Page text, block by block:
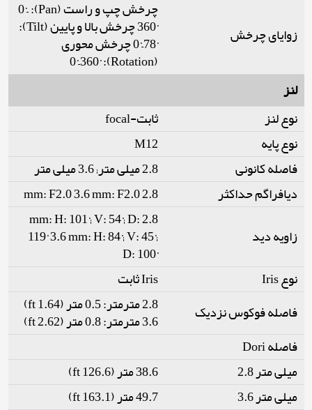
زوایای چرخش
چرخش چپ و راست (Pan): 0°–
360° چرخش بالا و پایین (Tilt):
0°–78° چرخش محوری
(Rotation): 0°–360°
لنز
نوع لنز
ثابت-focal
نوع پایه
M12
فاصله کانونی
2.8 میلی متر; 3.6 میلی متر
دیافراگم حداکثر
2.8 mm: F2.0 3.6 mm: F2.0
زاویه دید
2.8 mm: H: 101°; V: 54°; D:
119° 3.6 mm: H: 84°; V: 45°;
D: 100°
نوع Iris
Iris ثابت
فاصله فوکوس نزدیک
2.8 مترمتر: 0.5 متر (1.64 ft)
3.6 مترمتر: 0.8 متر (2.62 ft)
فاصله Dori
میلی متر 2.8
38.6 متر (126.6 ft)
میلی متر 3.6
49.7 متر (163.1 ft)